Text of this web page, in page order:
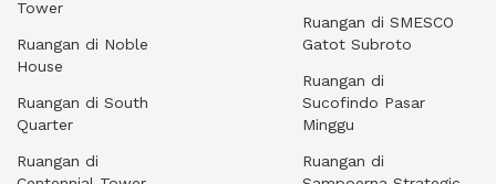
Tower
Ruangan di Noble
House
Ruangan di South
Quarter
Ruangan di
Ruangan di SMESCO
Gatot Subroto
Ruangan di
Sucofindo Pasar
Minggu
Ruangan di